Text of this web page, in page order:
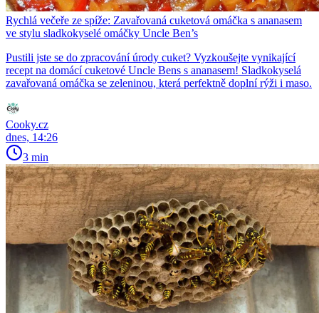
Rychlá večeře ze spíže: Zavařovaná cuketová omáčka s ananasem
ve stylu sladkokyselé omáčky Uncle Ben’s
Pustili jste se do zpracování úrody cuket? Vyzkoušejte vynikající
recept na domácí cuketové Uncle Bens s ananasem! Sladkokyselá
zavařovaná omáčka se zeleninou, která perfektně doplní rýži i maso.
Cooky.cz
dnes, 14:26
3 min